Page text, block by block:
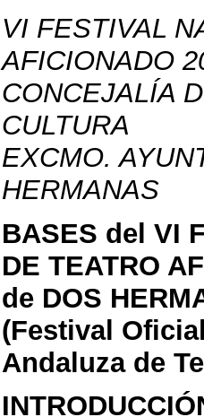
VI FESTIVAL
AFICIONADO
CONCEJALÍA
CULTURA
EXCMO.
HERMANAS
BASES del VI
DE TEATRO
de DOS
(Festival
Andaluza de